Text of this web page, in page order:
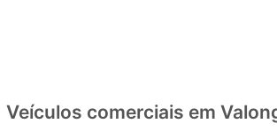
Veículos comerciais em